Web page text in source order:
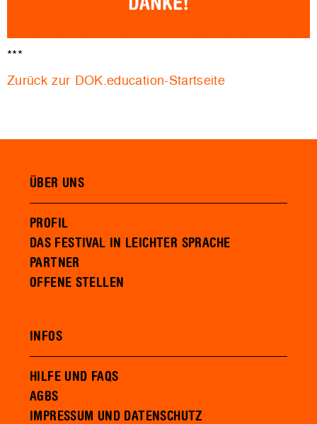
***
Zurück zur DOK.education-Startseite
ÜBER UNS
PROFIL
DAS FESTIVAL IN LEICHTER SPRACHE
PARTNER
OFFENE STELLEN
INFOS
HILFE UND FAQS
AGBS
IMPRESSUM UND DATENSCHUTZ